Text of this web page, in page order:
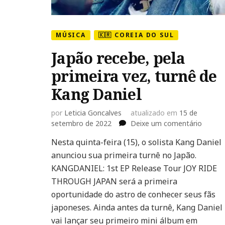
MÚSICA 🇰🇷 COREIA DO SUL
Japão recebe, pela
primeira vez, turnê de
Kang Daniel
por Leticia Goncalves atualizado em 15 de
setembro de 2022
Deixe um comentário
recebe,
de
Kang
Nesta quinta-feira (15), o solista Kang Daniel
anunciou sua primeira turnê no Japão.
KANGDANIEL: 1st EP Release Tour JOY RIDE
THROUGH JAPAN será a primeira
oportunidade do astro de conhecer seus fãs
japoneses. Ainda antes da turnê, Kang Daniel
vai lançar seu primeiro mini álbum em